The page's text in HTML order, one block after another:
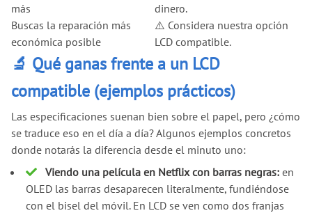
más
dinero.
Buscas la reparación más
económica posible
⚠️ Considera nuestra opción
LCD compatible.
🔬 Qué ganas frente a un LCD
compatible (ejemplos prácticos)
Las especificaciones suenan bien sobre el papel, pero ¿cómo
se traduce eso en el día a día? Algunos ejemplos concretos
donde notarás la diferencia desde el minuto uno:
Viendo una película en Netflix con barras negras:en
OLED las barras desaparecen literalmente, fundiéndose
con el bisel del móvil. En LCD se ven como dos franjas